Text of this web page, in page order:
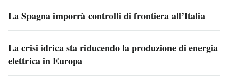
La Spagna imporrà controlli di frontiera all’Italia
La crisi idrica sta riducendo la produzione di energia
elettrica in Europa